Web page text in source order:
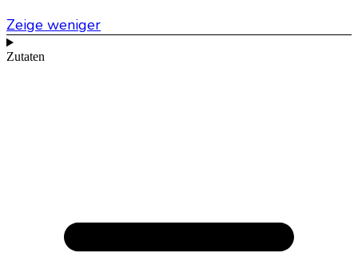
Zeige weniger
Zutaten